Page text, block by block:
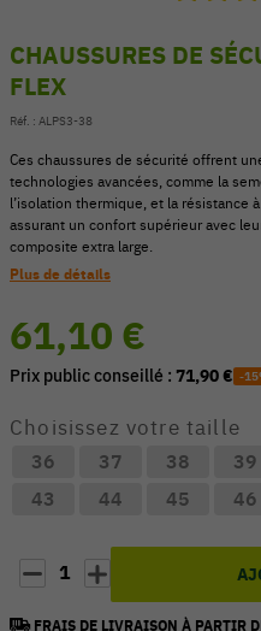
CHAUSSURES DE
FLEX
Réf. : ALPS3-38
Ces chaussures de sécurité offrent
technologies avancées, comme la
l’isolation thermique, et la résistance
assurant un confort supérieur avec
composite extra large.
Plus de détails
61,10 €
Prix public conseillé : 71,90 € -
Choisissez votre taille
36 37 38 39
43
44 45 46
1
FRAIS DE LIVRAISON À PARTIR